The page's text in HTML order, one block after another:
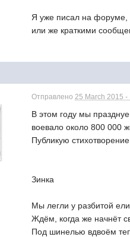
Я уже писал на форуме,
или же краткими
Отправлено25 March 2015 -
В этом году мы
воевало около 800 000
Публикую
Зинка
Мы легли у разбитой
Ждём, когда же начнёт
Под шинелью вдвоём